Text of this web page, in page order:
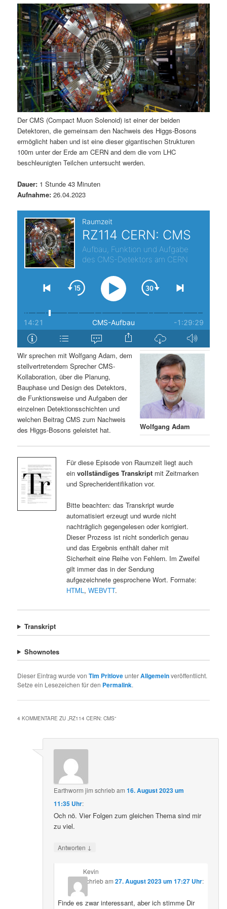
ä
r
e
n
I
n
h
l
t
s
p
n
g
e
n
n
d
ä
r
e
n
I
h
a
l
t
r
i
n
g
e
n
a
v
i
g
a
t
i
o
n
Der CMS (Compact Muon Solenoid) ist einer der beiden
Detektoren, die gemeinsam den Nachweis des Higgs-Bosons
ermöglicht haben und ist eine dieser gigantischen Strukturen
100m unter der Erde am CERN and dem die vom LHC
beschleunigten Teilchen untersucht werden.
Dauer: 1 Stunde 43 Minuten
Aufnahme: 26.04.2023
Wolfgang Adam
Wir sprechen mit Wolfgang Adam, dem
stellvertretendem Sprecher CMS-
Kollaboration, über die Planung,
Bauphase und Design des Detektors,
die Funktionsweise und Aufgaben der
einzelnen Detektionsschichten und
welchen Beitrag CMS zum Nachweis
des Higgs-Bosons geleistet hat.
Für diese Episode von Raumzeit liegt auch
ein vollständiges Transkriptmit Zeitmarken
und Sprecheridentifikation vor.
Bitte beachten: das Transkript wurde
automatisiert erzeugt und wurde nicht
nachträglich gegengelesen oder korrigiert.
Dieser Prozess ist nicht sonderlich genau
und das Ergebnis enthält daher mit
Sicherheit eine Reihe von Fehlern. Im Zweifel
gilt immer das in der Sendung
aufgezeichnete gesprochene Wort. Formate:
HTML, WEBVTT.
Transkript
Shownotes
Dieser Eintrag wurde vonTim PritloveunterAllgemeinveröffentlicht.
Setze ein Lesezeichen für den Permalink.
4 KOMMENTARE ZU „ RZ114 CERN: CMS“
Earthworm jim schriebam16. August 2023 um
11:35 Uhr:
Och nö. Vier Folgen zum gleichen Thema sind mir
zu viel.
Antworten ↓
Kevin
schriebam 27. August 2023 um 17:27 Uhr:
Finde es zwar interessant, aber ich stimme Dir